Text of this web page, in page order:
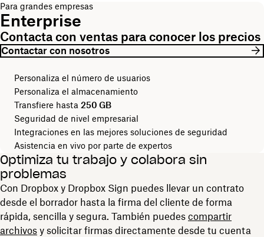
Para grandes empresas
Enterprise
Contacta con ventas para conocer los precios
Contactar con nosotros
Personaliza el número de usuarios
Personaliza el almacenamiento
Transfiere hasta 250 GB
Seguridad de nivel empresarial
Integraciones en las mejores soluciones de seguridad
Asistencia en vivo por parte de expertos
Optimiza tu trabajo y colabora sin
problemas
Con Dropbox y Dropbox Sign puedes llevar un contrato
desde el borrador hasta la firma del cliente de forma
rápida, sencilla y segura. También puedes compartir
archivos y solicitar firmas directamente desde tu cuenta